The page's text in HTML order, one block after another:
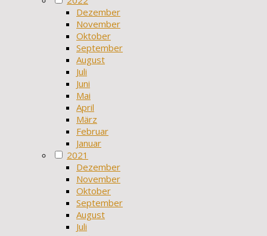
Dezember
November
Oktober
September
August
Juli
Juni
Mai
April
März
Februar
Januar
2021
Dezember
November
Oktober
September
August
Juli